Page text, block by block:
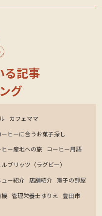
る記事
グ
カフェママ
ーヒーに合うお菓子探し
ヒー産地への旅
コーヒー用語
ブリッツ（ラグビー）
ー紹介 店舗紹介 憲子の部屋
機 管理栄養士ゆりえ
豊田市